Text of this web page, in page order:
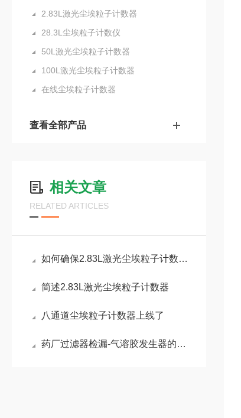
2.83L激光尘埃粒子计数器
28.3L尘埃粒子计数仪
50L激光尘埃粒子计数器
100L激光尘埃粒子计数器
在线尘埃粒子计数器
查看全部产品
相关文章
RELATED ARTICLES
如何确保2.83L激光尘埃粒子计数器能正常使用？
简述2.83L激光尘埃粒子计数器
八通道尘埃粒子计数器上线了
药厂过滤器检漏-气溶胶发生器的选用